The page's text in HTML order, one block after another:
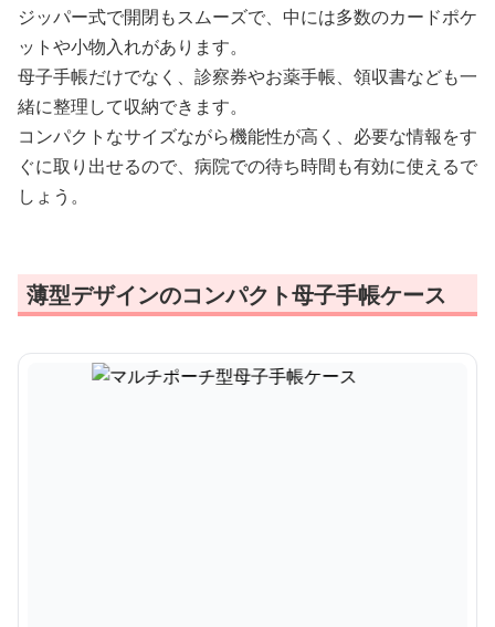
ジッパー式で開閉もスムーズで、中には多数のカードポケ
ットや小物入れがあります。
母子手帳だけでなく、診察券やお薬手帳、領収書なども一
緒に整理して収納できます。
コンパクトなサイズながら機能性が高く、必要な情報をす
ぐに取り出せるので、病院での待ち時間も有効に使えるで
しょう。
薄型デザインのコンパクト母子手帳ケース